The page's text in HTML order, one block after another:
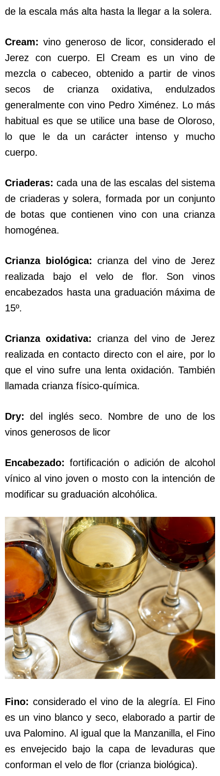
de la escala más alta hasta la llegar a la solera.
Cream: vino generoso de licor, considerado el
Jerez con cuerpo. El Cream es un vino de
mezcla o cabeceo, obtenido a partir de vinos
secos de crianza oxidativa, endulzados
generalmente con vino Pedro Ximénez. Lo más
habitual es que se utilice una base de Oloroso,
lo que le da un carácter intenso y mucho
cuerpo.
Criaderas: cada una de las escalas del sistema
de criaderas y solera, formada por un conjunto
de botas que contienen vino con una crianza
homogénea.
Crianza biológica: crianza del vino de Jerez
realizada bajo el velo de flor. Son vinos
encabezados hasta una graduación máxima de
15º.
Crianza oxidativa: crianza del vino de Jerez
realizada en contacto directo con el aire, por lo
que el vino sufre una lenta oxidación. También
llamada crianza físico-química.
Dry: del inglés seco. Nombre de uno de los
vinos generosos de licor
Encabezado: fortificación o adición de alcohol
vínico al vino joven o mosto con la intención de
modificar su graduación alcohólica.
Fino: considerado el vino de la alegría. El Fino
es un vino blanco y seco, elaborado a partir de
uva Palomino. Al igual que la Manzanilla, el Fino
es envejecido bajo la capa de levaduras que
conforman el velo de flor (crianza biológica).